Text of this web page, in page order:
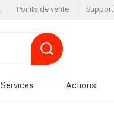
Points de vente Support
Services Actions